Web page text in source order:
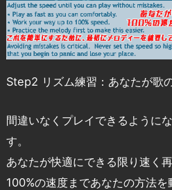
Step2 リズム練習：あなたが歌
間違いなくプレイできるように
す。
あなたが快適にできる限り速く再
100%の速度まであなたの方法を